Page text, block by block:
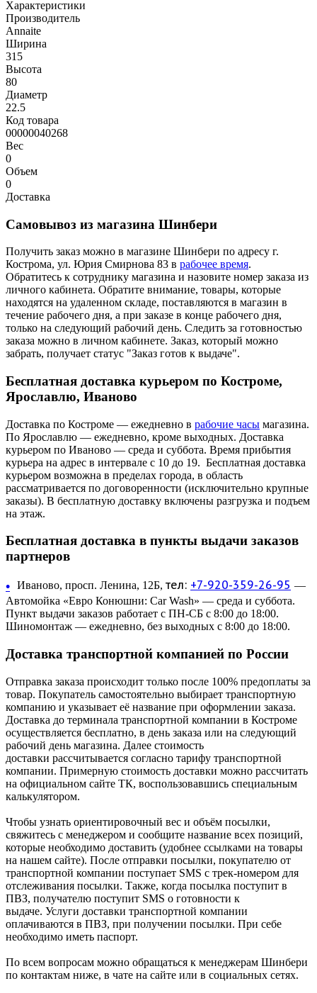
Характеристики
Производитель
Annaite
Ширина
315
Высота
80
Диаметр
22.5
Код товара
00000040268
Вес
0
Объем
0
Доставка
Самовывоз из магазина Шинбери
Получить заказ можно в магазине Шинбери по адресу г.
Кострома, ул. Юрия Смирнова 83 в рабочее время.
Обратитесь к сотруднику магазина и назовите номер заказа из
личного кабинета. Обратите внимание, товары, которые
находятся на удаленном складе, поставляются в магазин в
течение рабочего дня, а при заказе в конце рабочего дня,
только на следующий рабочий день. Следить за готовностью
заказа можно в личном кабинете. Заказ, который можно
забрать, получает статус "Заказ готов к выдаче".
Бесплатная доставка курьером по Костроме,
Ярославлю, Иваново
Доставка по Костроме — ежедневно в рабочие часы магазина.
По Ярославлю — ежедневно, кроме выходных. Доставка
курьером по Иваново — среда и суббота. Время прибытия
курьера на адрес в интервале с 10 до 19. Бесплатная доставка
курьером возможна в пределах города, в область
рассматривается по договоренности (исключительно крупные
заказы). В бесплатную доставку включены разгрузка и подъем
на этаж.
Бесплатная доставка в пункты выдачи заказов
партнеров
• Иваново, просп. Ленина, 12Б, тел: +7-920-359-26-95 —
Автомойка «Евро Конюшни: Car Wash» — среда и суббота.
Пункт выдачи заказов работает с ПН-СБ с 8:00 до 18:00.
Шиномонтаж — ежедневно, без выходных с 8:00 до 18:00.
Доставка транспортной компанией по России
Отправка заказа происходит только после 100% предоплаты за
товар. Покупатель самостоятельно выбирает транспортную
компанию и указывает её название при оформлении заказа.
Доставка до терминала транспортной компании в Костроме
осуществляется бесплатно, в день заказа или на следующий
рабочий день магазина. Далее стоимость
доставки рассчитывается согласно тарифу транспортной
компании. Примерную стоимость доставки можно рассчитать
на официальном сайте ТК, воспользовавшись специальным
калькулятором.
Чтобы узнать ориентировочный вес и объём посылки,
свяжитесь с менеджером и сообщите название всех позиций,
которые необходимо доставить (удобнее ссылками на товары
на нашем сайте). После отправки посылки, покупателю от
транспортной компании поступает SMS с трек-номером для
отслеживания посылки. Также, когда посылка поступит в
ПВЗ, получателю поступит SMS о готовности к
выдаче. Услуги доставки транспортной компании
оплачиваются в ПВЗ, при получении посылки. При себе
необходимо иметь паспорт.
По всем вопросам можно обращаться к менеджерам Шинбери
по контактам ниже, в чате на сайте или в социальных сетях.